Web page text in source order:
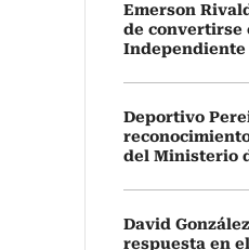
Emerson
de convertirse
Independiente
Deportivo
del Ministerio
David
respuesta en